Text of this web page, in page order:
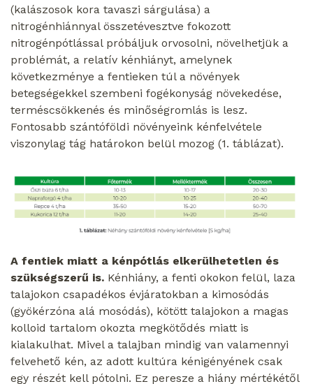
(kalászosok kora tavaszi sárgulása) a
nitrogénhiánnyal összetévesztve fokozott
nitrogénpótlással próbáljuk orvosolni, növelhetjük a
problémát, a relatív kénhiányt, amelynek
következménye a fentieken túl a növények
betegségekkel szembeni fogékonyság növekedése,
terméscsökkenés és minőségromlás is lesz.
Fontosabb szántóföldi növényeink kénfelvétele
viszonylag tág határokon belül mozog (1. táblázat).
A fentiek miatt a kénpótlás elkerülhetetlen és
szükségszerű is. Kénhiány, a fenti okokon felül, laza
talajokon csapadékos évjáratokban a kimosódás
(gyökérzóna alá mosódás), kötött talajokon a magas
kolloid tartalom okozta megkötődés miatt is
kialakulhat. Mivel a talajban mindig van valamennyi
felvehető kén, az adott kultúra kénigényének csak
egy részét kell pótolni. Ez peresze a hiány mértékétől